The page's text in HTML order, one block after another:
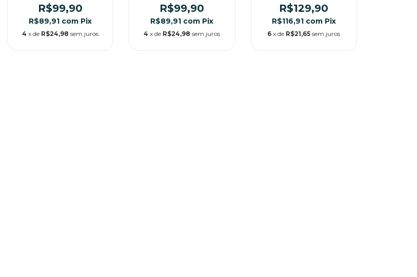
R$99,90
R$89,91 com Pix
4 x de R$24,98 sem juros
R$99,90
R$89,91 com Pix
4 x de R$24,98 sem juros
R$129,90
R$116,91 com Pix
6 x de R$21,65 sem juros